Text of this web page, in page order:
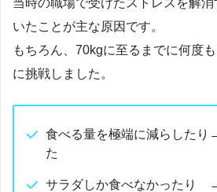
当時の職場で受けたストレスを解
いたことが主な原因です。
もちろん、70kgに至るまでに何度
に挑戦しました。
食べる量を極端に減らしたり
た
サラダしか食べなかったり